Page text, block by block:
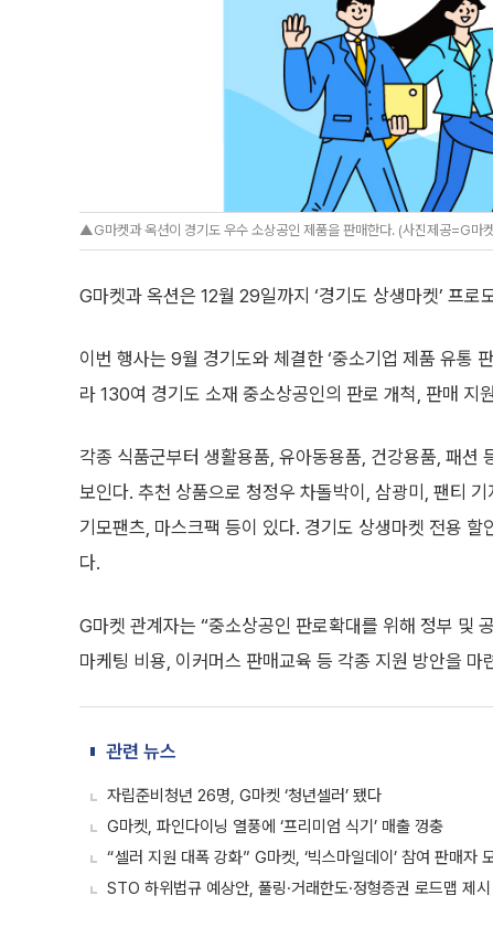
▲G마켓과 옥션이 경기도 우수 소상공인 제품을 판매한다. (사진제공=G마
G마켓과 옥션은 12월 29일까지 ‘경기도 상생마켓’ 프로
이번 행사는 9월 경기도와 체결한 ‘중소기업 제품 유통
라 130여 경기도 소재 중소상공인의 판로 개척, 판매 지
각종 식품군부터 생활용품, 유아동용품, 건강용품, 패션
보인다. 추천 상품으로 청정우 차돌박이, 삼광미, 팬티
기모팬츠, 마스크팩 등이 있다. 경기도 상생마켓 전용 할
다.
G마켓 관계자는 “중소상공인 판로확대를 위해 정부 및
마케팅 비용, 이커머스 판매교육 등 각종 지원 방안을 마
관련 뉴스
자립준비청년 26명, G마켓 ‘청년셀러’ 됐다
G마켓, 파인다이닝 열풍에 ‘프리미엄 식기’ 매출 껑충
“셀러 지원 대폭 강화” G마켓, ‘빅스마일데이’ 참여 판매자
STO 하위법규 예상안, 풀링·거래한도·정형증권 로드맵 제시